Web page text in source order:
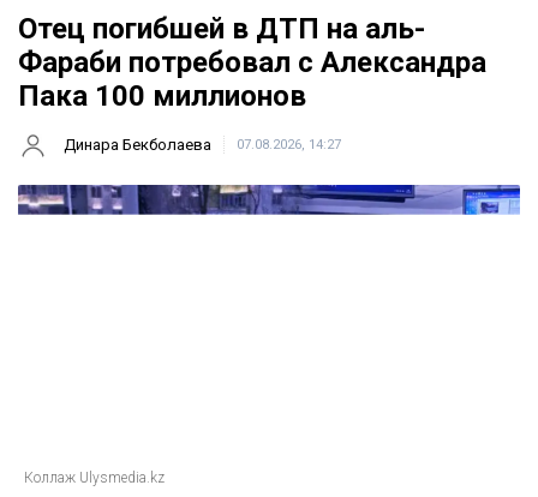
Отец погибшей в ДТП на аль-
Фараби потребовал с Александра
Пака 100 миллионов
Динара Бекболаева 07.08.2026, 14:27
Коллаж Ulysmedia.kz